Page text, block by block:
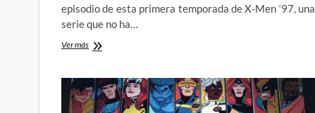
episodio de esta primera temporada de X-Men ‘97, una
serie que no ha…
Ver másX-
acaba
su
primera